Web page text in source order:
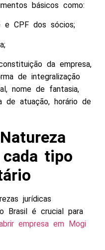
básicos como:
e CPF dos sócios;
da empresa,
de integralização
nome de fantasia,
de atuação, horário de
tipo
jurídicas
Brasil é crucial para
empresa em Mogi